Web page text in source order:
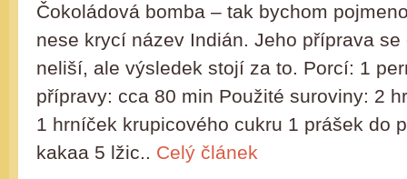
Čokoládová bomba – tak bychom
nese krycí název Indián. Jeho příprava
neliší, ale výsledek stojí za to. Porcí: 1
přípravy: cca 80 min Použité suroviny: 2
1 hrníček krupicového cukru 1 prášek do
kakaa 5 lžic.. Celý článek